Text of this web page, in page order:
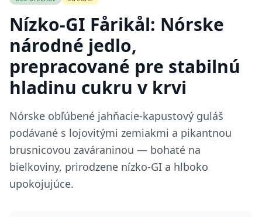
Nízko-GI Fårikål: Nórske
národné jedlo,
prepracované pre stabilnú
hladinu cukru v krvi
Nórske obľúbené jahňacie-kapustový guláš
podávané s lojovitými zemiakmi a pikantnou
brusnicovou zaváraninou — bohaté na
bielkoviny, prirodzene nízko-GI a hlboko
upokojujúce.